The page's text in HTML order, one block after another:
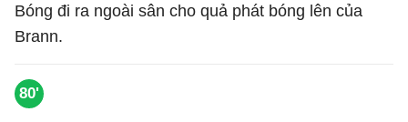
Bóng đi ra ngoài sân cho quả phát bóng lên của
Brann.
80'